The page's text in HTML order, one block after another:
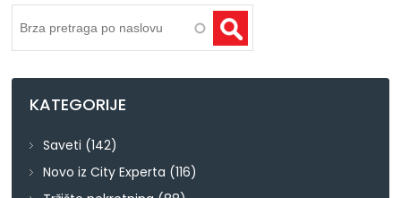
KATEGORIJE
Saveti (142)
Novo iz City Experta (116)